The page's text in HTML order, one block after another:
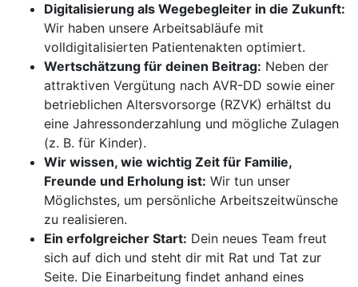
Digitalisierung als Wegebegleiter in die Zukunft:
Wir haben unsere Arbeitsabläufe mit
volldigitalisierten Patientenakten optimiert.
Wertschätzung für deinen Beitrag: Neben der
attraktiven Vergütung nach AVR-DD sowie einer
betrieblichen Altersvorsorge (RZVK) erhältst du
eine Jahressonderzahlung und mögliche Zulagen
(z. B. für Kinder).
Wir wissen, wie wichtig Zeit für Familie,
Freunde und Erholung ist: Wir tun unser
Möglichstes, um persönliche Arbeitszeitwünsche
zu realisieren.
Ein erfolgreicher Start: Dein neues Team freut
sich auf dich und steht dir mit Rat und Tat zur
Seite. Die Einarbeitung findet anhand eines